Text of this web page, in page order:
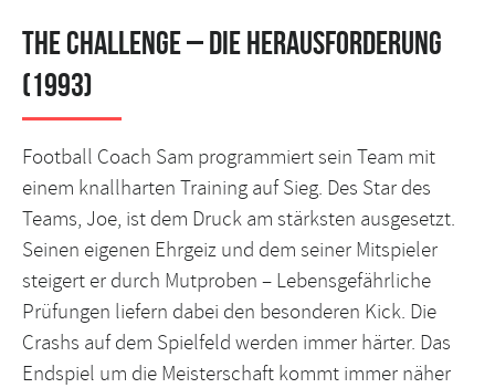
The Challenge – Die Herausforderung
(1993)
Football Coach Sam programmiert sein Team mit
einem knallharten Training auf Sieg. Des Star des
Teams, Joe, ist dem Druck am stärksten ausgesetzt.
Seinen eigenen Ehrgeiz und dem seiner Mitspieler
steigert er durch Mutproben – Lebensgefährliche
Prüfungen liefern dabei den besonderen Kick. Die
Crashs auf dem Spielfeld werden immer härter. Das
Endspiel um die Meisterschaft kommt immer näher